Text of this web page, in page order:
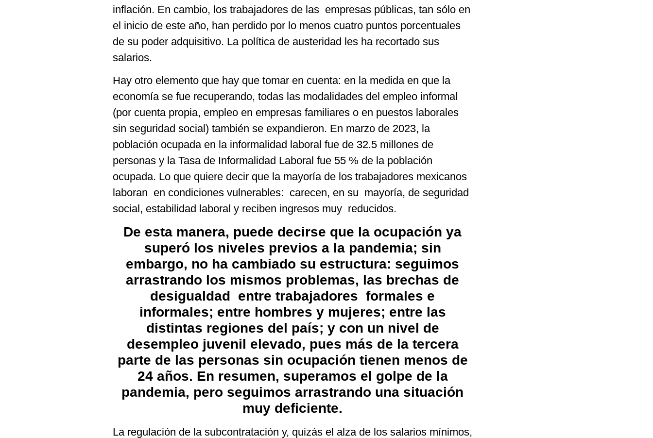
inflación. En cambio, los trabajadores de las empresas públicas, tan sólo en
el inicio de este año, han perdido por lo menos cuatro puntos porcentuales
de su poder adquisitivo. La política de austeridad les ha recortado sus
salarios.
Hay otro elemento que hay que tomar en cuenta: en la medida en que la
economía se fue recuperando, todas las modalidades del empleo informal
(por cuenta propia, empleo en empresas familiares o en puestos laborales
sin seguridad social) también se expandieron. En marzo de 2023, la
población ocupada en la informalidad laboral fue de 32.5 millones de
personas y la Tasa de Informalidad Laboral fue 55 % de la población
ocupada. Lo que quiere decir que la mayoría de los trabajadores mexicanos
laboran en condiciones vulnerables: carecen, en su mayoría, de seguridad
social, estabilidad laboral y reciben ingresos muy reducidos.
De esta manera, puede decirse que la ocupación ya
superó los niveles previos a la pandemia; sin
embargo, no ha cambiado su estructura: seguimos
arrastrando los mismos problemas, las brechas de
desigualdad entre trabajadores formales e
informales; entre hombres y mujeres; entre las
distintas regiones del país; y con un nivel de
desempleo juvenil elevado, pues más de la tercera
parte de las personas sin ocupación tienen menos de
24 años. En resumen, superamos el golpe de la
pandemia, pero seguimos arrastrando una situación
muy deficiente.
La regulación de la subcontratación y, quizás el alza de los salarios mínimos,